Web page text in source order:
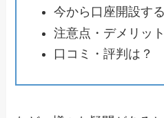
今から口座開設す
注意点・デメリッ
口コミ・評判は？